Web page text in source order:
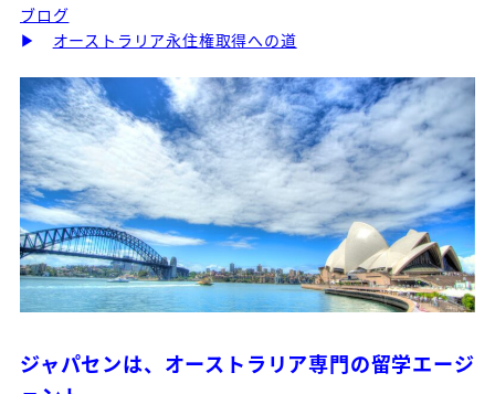
ブログ
▶ オーストラリア永住権取得への道
ジャパセンは、オーストラリア専門の留学エージ